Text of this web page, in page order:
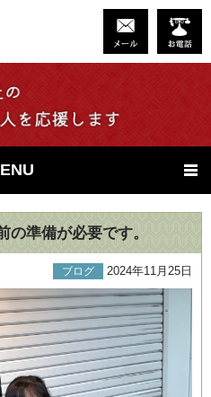
の準備が必要です。
ブログ 2024年11月25日